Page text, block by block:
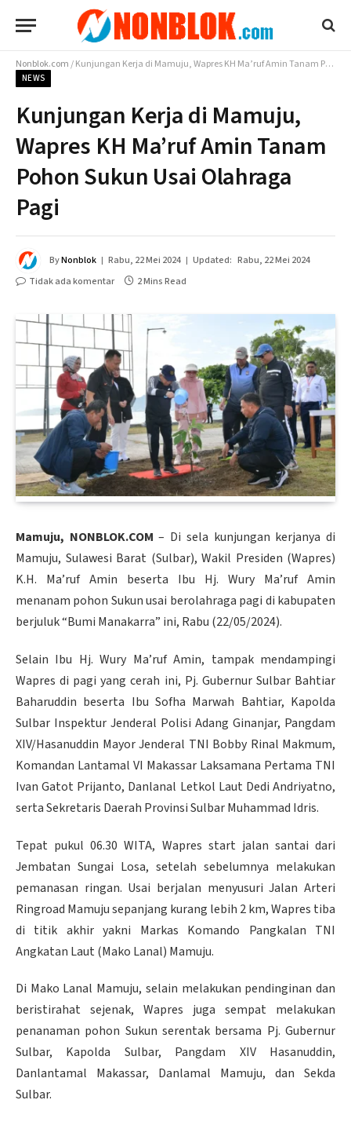
Nonblok.com/Kunjungan Kerja di Mamuju, Wapres KH Ma’ruf Amin Tanam Pohon Sukun Usai Olahraga Pagi
NEWS
Kunjungan Kerja di Mamuju,
Wapres KH Ma’ruf Amin Tanam
Pohon Sukun Usai Olahraga
Pagi
ByNonblok Rabu, 22 Mei 2024 Updated: Rabu, 22 Mei 2024
Tidak ada komentar
2 Mins Read
Mamuju, NONBLOK.COM – Di sela kunjungan kerjanya di
Mamuju, Sulawesi Barat (Sulbar), Wakil Presiden (Wapres)
K.H. Ma’ruf Amin beserta Ibu Hj. Wury Ma’ruf Amin
menanam pohon Sukun usai berolahraga pagi di kabupaten
berjuluk “Bumi Manakarra” ini, Rabu (22/05/2024).
Selain Ibu Hj. Wury Ma’ruf Amin, tampak mendampingi
Wapres di pagi yang cerah ini, Pj. Gubernur Sulbar Bahtiar
Baharuddin beserta Ibu Sofha Marwah Bahtiar, Kapolda
Sulbar Inspektur Jenderal Polisi Adang Ginanjar, Pangdam
XIV/Hasanuddin Mayor Jenderal TNI Bobby Rinal Makmum,
Komandan Lantamal VI Makassar Laksamana Pertama TNI
Ivan Gatot Prijanto, Danlanal Letkol Laut Dedi Andriyatno,
serta Sekretaris Daerah Provinsi Sulbar Muhammad Idris.
Tepat pukul 06.30 WITA, Wapres start jalan santai dari
Jembatan Sungai Losa, setelah sebelumnya melakukan
pemanasan ringan. Usai berjalan menyusuri Jalan Arteri
Ringroad Mamuju sepanjang kurang lebih 2 km, Wapres tiba
di titik akhir yakni Markas Komando Pangkalan TNI
Angkatan Laut (Mako Lanal) Mamuju.
Di Mako Lanal Mamuju, selain melakukan pendinginan dan
beristirahat sejenak, Wapres juga sempat melakukan
penanaman pohon Sukun serentak bersama Pj. Gubernur
Sulbar, Kapolda Sulbar, Pangdam XIV Hasanuddin,
Danlantamal Makassar, Danlamal Mamuju, dan Sekda
Sulbar.